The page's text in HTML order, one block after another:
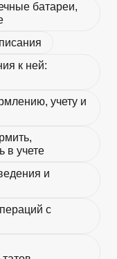
батареи,
к ней:
учету и
в учете
и
с